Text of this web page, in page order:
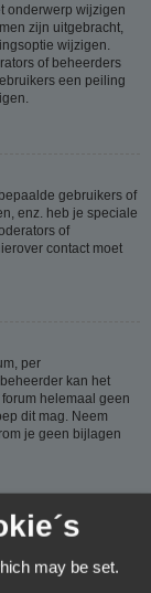
onderwerp wijzigen
zijn uitgebracht,
wijzigen.
of beheerders
een peiling
gebruikers of
enz. heb je speciale
of
contact moet
per
kan het
helemaal geen
dit mag. Neem
je geen bijlagen
regels (volgens
Het sturen van
may be set.